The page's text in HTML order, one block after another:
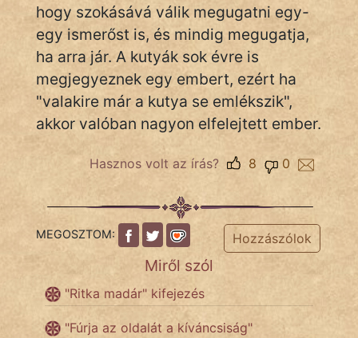
IRODALOM
SZÓLÁS
KÖZMONDÁS
PSZICHO
ÉLETMÓD
És
hogy szokásává válik megugatni egy-
egy ismerőst is, és mindig megugatja,
ha arra jár. A kutyák sok évre is
megjegyeznek egy embert, ezért ha
"valakire már a kutya se emlékszik",
akkor valóban nagyon elfelejtett ember.
Hasznos volt az írás? 0
8
MEGOSZTOM: Hozzászólok
Miről szól
"Ritka madár" kifejezés
"Fúrja az oldalát a kíváncsiság"